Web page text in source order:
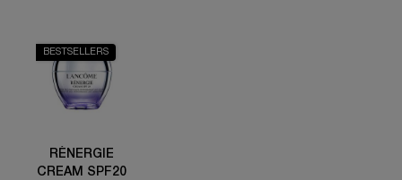
BESTSELLERS
RÉNERGIE
CREAM SPF20